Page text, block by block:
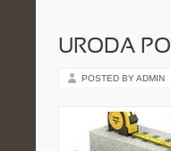
URODA
POSTED BY ADMIN